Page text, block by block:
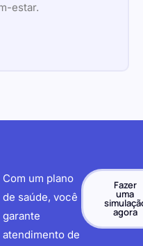
estar.
Com um plano
de saúde, você
garante
atendimento de
Fazer
uma
agora